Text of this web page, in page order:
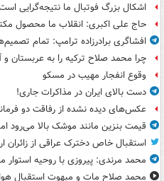
اشکال بزرگ فوتبال ما نتیجه‌گرایی
حاج علی اکبری: انقلاب ما محصول
افشاگری برادرزاده ترامپ: تمام
چرا محمد صلاح ترکیه را به عربستان و
وقوع انفجار مهیب در مسکو
دست بالای ایران در مذاکرات جاری!
عکس‌های دیده نشده از رفاقت دو
قیمت بنزین مانند موشک بالا می‌رود
استقبال خاص دخترک عراقی از زائران
محمد مرندی: پیروزی با روحیه
محمد صلاح مات و مبهوت استقبال